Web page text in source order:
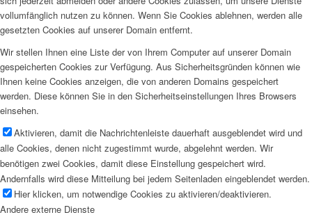
vollumfänglich nutzen zu können. Wenn Sie Cookies ablehnen, werden alle
gesetzten Cookies auf unserer Domain entfernt.
Wir stellen Ihnen eine Liste der von Ihrem Computer auf unserer Domain
gespeicherten Cookies zur Verfügung. Aus Sicherheitsgründen können wie
Ihnen keine Cookies anzeigen, die von anderen Domains gespeichert
werden. Diese können Sie in den Sicherheitseinstellungen Ihres Browsers
einsehen.
Aktivieren, damit die Nachrichtenleiste dauerhaft ausgeblendet wird und
alle Cookies, denen nicht zugestimmt wurde, abgelehnt werden. Wir
benötigen zwei Cookies, damit diese Einstellung gespeichert wird.
Andernfalls wird diese Mitteilung bei jedem Seitenladen eingeblendet werden.
Hier klicken, um notwendige Cookies zu aktivieren/deaktivieren.
Andere externe Dienste